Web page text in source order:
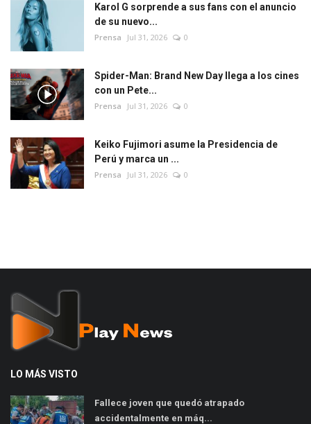
Karol G sorprende a sus fans con el anuncio
de su nuevo...
Prensa Jul 31, 2026 0
Spider-Man: Brand New Day llega a los cines
con un Pete...
Prensa Jul 31, 2026 0
Keiko Fujimori asume la Presidencia de
Perú y marca un ...
Prensa Jul 31, 2026 0
LO MÁS VISTO
Fallece joven que quedó atrapado
accidentalmente en máq...